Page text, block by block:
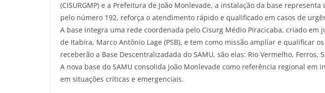
(CISURGMP) e a Prefeitura de João Monlevade, a instalação da base
pelo número 192, reforça o atendimento rápido e qualificado em casos de
A base integra uma rede coordenada pelo Cisurg Médio Piracicaba, criado
de Itabira, Marco Antônio Lage (PSB), e tem como missão ampliar e qualificar
receberão a Base Descentralizadada do SAMU, são elas: Rio Vermelho,
A nova base do SAMU consolida João Monlevade como referência regional
em situações críticas e emergenciais.